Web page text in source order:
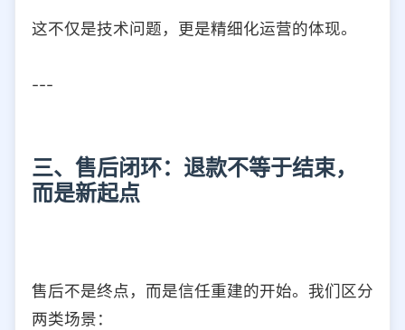
这不仅是技术问题，更是精细化运营的体现。
---
三、售后闭环：退款不等于结束，
而是新起点
售后不是终点，而是信任重建的开始。我们区分
两类场景：